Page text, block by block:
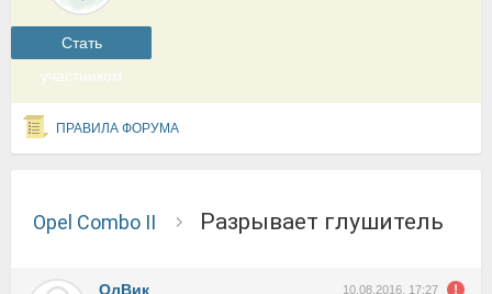
Cтать
участником
ПРАВИЛА ФОРУМА
Opel Combo II Разрывает глушитель
ОлВик 10.08.2016, 17:27